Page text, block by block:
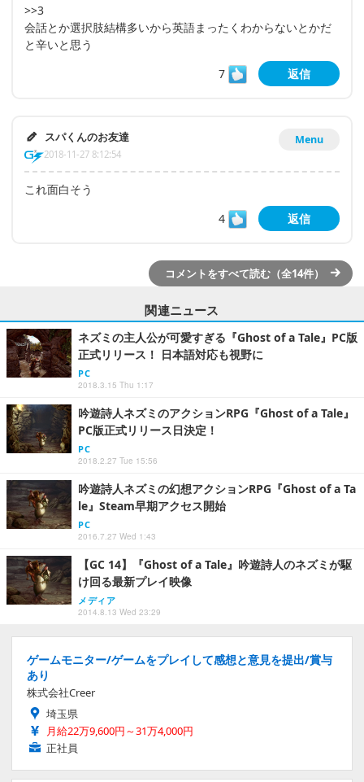
>>3
会話とか選択肢結構多いから英語まったくわからないとかだ
と辛いと思う
7
返信
Menu
スパくんのお友達
2018-11-27 8:12:54
これ面白そう
4
返信
コメントをすべて読む（全14件）
関連ニュース
ネズミの主人公が可愛すぎる『Ghost of a Tale』PC版
正式リリース！ 日本語対応も視野に
PC
2018.3.15 Thu 1:17
吟遊詩人ネズミのアクションRPG『Ghost of a Tale』
PC版正式リリース日決定！
PC
2018.2.27 Tue 15:56
吟遊詩人ネズミの幻想アクションRPG『Ghost of a Ta
le』Steam早期アクセス開始
PC
2016.7.27 Wed 1:43
【GC 14】『Ghost of a Tale』吟遊詩人のネズミが駆
け回る最新プレイ映像
メディア
2014.8.13 Wed 23:29
ゲームモニター/ゲームをプレイして感想と意見を提出/賞与
あり
株式会社Creer
埼玉県
月給22万9,600円～31万4,000円
正社員